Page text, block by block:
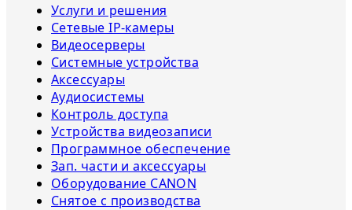
Услуги и решения
Сетевые IP-камеры
Видеосерверы
Системные устройства
Аксессуары
Аудиосистемы
Контроль доступа
Устройства видеозаписи
Программное обеспечение
Зап. части и аксессуары
Оборудование CANON
Снятое с прoизвoдства